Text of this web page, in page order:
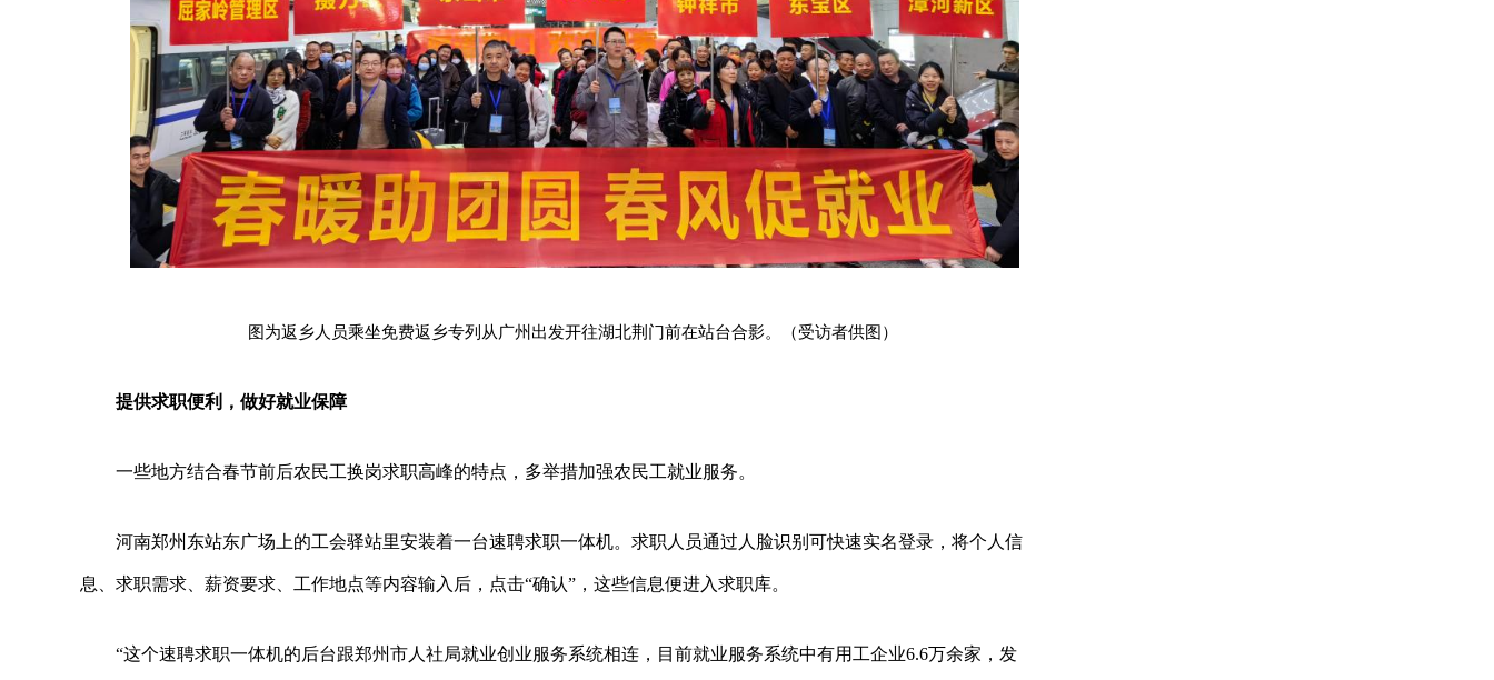
图为返乡人员乘坐免费返乡专列从广州出发开往湖北荆门前在站台合影。（受访者供图）
提供求职便利，做好就业保障
一些地方结合春节前后农民工换岗求职高峰的特点，多举措加强农民工就业服务。
河南郑州东站东广场上的工会驿站里安装着一台速聘求职一体机。求职人员通过人脸识别可快速实名登录，将个人信
息、求职需求、薪资要求、工作地点等内容输入后，点击“确认”，这些信息便进入求职库。
“这个速聘求职一体机的后台跟郑州市人社局就业创业服务系统相连，目前就业服务系统中有用工企业6.6万余家，发